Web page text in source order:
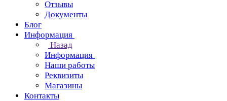
Отзывы
Документы
Блог
Информация
Назад
Информация
Наши работы
Реквизиты
Магазины
Контакты